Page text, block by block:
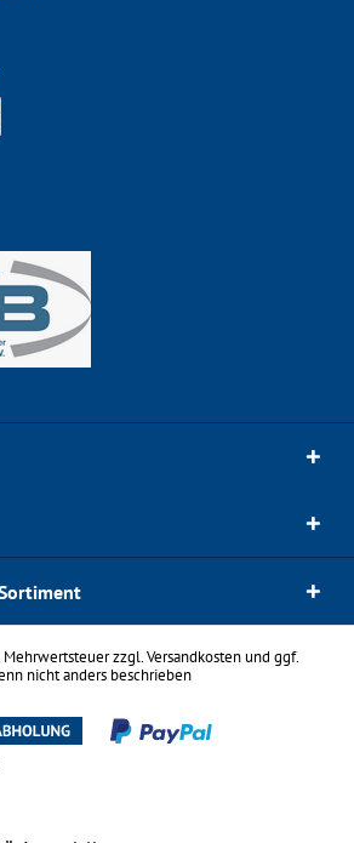
zzgl.Versandkostenund ggf.
nicht anders beschrieben